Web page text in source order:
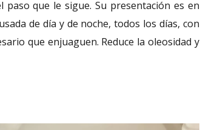
paso que le sigue. Su presentación es en
de día y de noche, todos los días, con
que enjuaguen. Reduce la oleosidad y